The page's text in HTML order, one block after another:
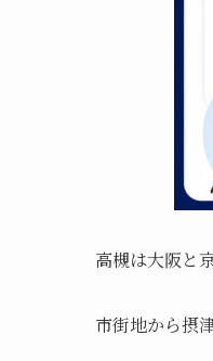
高槻は大阪と
市街地から摂